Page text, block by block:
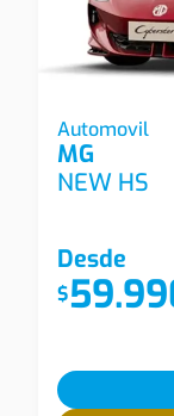
Mg New Hs
Automovil
MG
NEW HS
Desde
$